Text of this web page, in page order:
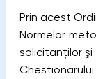
Prin acest
Normelor
solicitanţilor şi